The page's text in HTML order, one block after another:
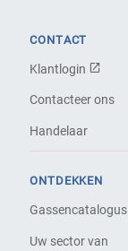
CONTACT
Klantlogin
Contacteer ons
Handelaar
ONTDEKKEN
Gassencatalogus
Uw sector van